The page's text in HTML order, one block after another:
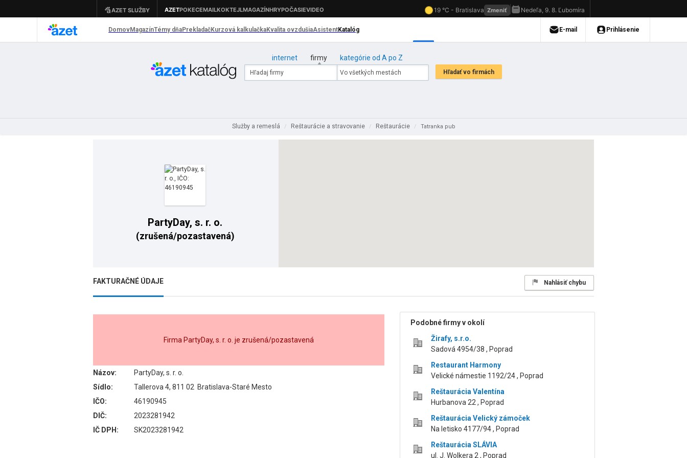
internet firmy kategórie od A po Z
Služby a remeslá / Reštaurácie a stravovanie / Reštaurácie / Tatranka pub
PartyDay, s. r. o.
(zrušená/pozastavená)
FAKTURAČNÉ ÚDAJE Nahlásiť chybu
Firma PartyDay, s. r. o. je zrušená/pozastavená
Názov:
PartyDay, s. r. o.
Sídlo:
Tallerova 4, 811 02 Bratislava-Staré Mesto
IČO:
46190945
DIČ:
2023281942
IČ DPH:
SK2023281942
Podobné firmy v okolí
Žirafy, s.r.o.
Sadová 4954/38 , Poprad
Restaurant Harmony
Velické námestie 1192/24 , Poprad
Reštaurácia Valentína
Hurbanova 22 , Poprad
Reštaurácia Velický zámoček
Na letisko 4177/94 , Poprad
Reštaurácia SLÁVIA
ul. J. Wolkera 2 , Poprad